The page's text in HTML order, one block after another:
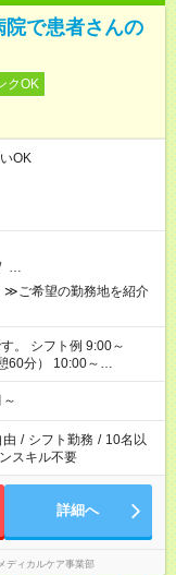
院で患者さんの
クOK
OK
…
≫ご希望の勤務地を紹介
～
60分） 10:00～
勤務時間の合計が 週40
由 / シフト勤務 / 10名以
スキル不要
詳細へ
ディカルケア事業部